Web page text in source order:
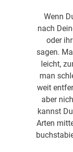
Wenn
nach
oder
sagen.
leicht,
man
weit
aber
kannst
Arten